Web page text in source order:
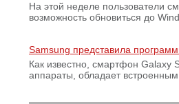
На этой неделе пользователи
возможность обновиться до
Samsung представила
Как известно, смартфон Galaxy
аппараты, обладает